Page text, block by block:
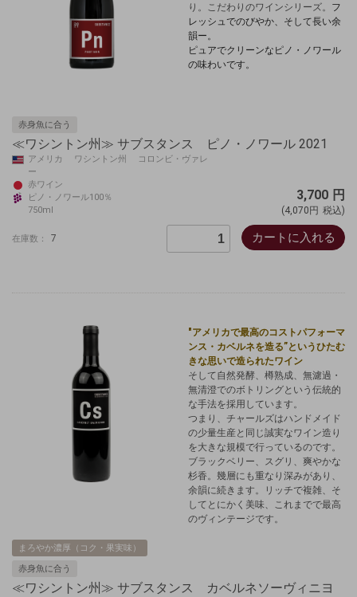
り。こだわりのワインシリーズ。
フ
レッシュでのびやか、そして長い余
韻ー。
ピュアでクリーンなピノ・ノワール
の味わいです。
赤身魚に合う
≪ワシントン州≫ サブスタンス ピノ・ノワール 2021
アメリカ ワシントン州 コロンビ・ヴァレ
ー
赤ワイン
ピノ・ノワール100％
750ml
3,700 円
(4,070円 税込)
在庫数： 7 カートに入れる
"アメリカで最高のコストパフォーマ
ンス・カベルネを造る”というひたむ
きな思いで造られたワイン
そして自然発酵、樽熟成、無濾過・
無清澄でのボトリングという伝統的
な手法を採用しています。
つまり、チャールズはハンドメイド
の少量生産と同じ誠実なワイン造り
を大きな規模で行っているのです。
ブラックベリー、スグリ、爽やかな
杉香。幾層にも重なり深みがあり、
余韻に続きます。リッチで複雑、そ
してとにかく美味、これまでで最高
のヴィンテージです。
まろやか濃厚（コク・果実味）
赤身魚に合う
≪ワシントン州≫ サブスタンス カベルネソーヴィニヨ